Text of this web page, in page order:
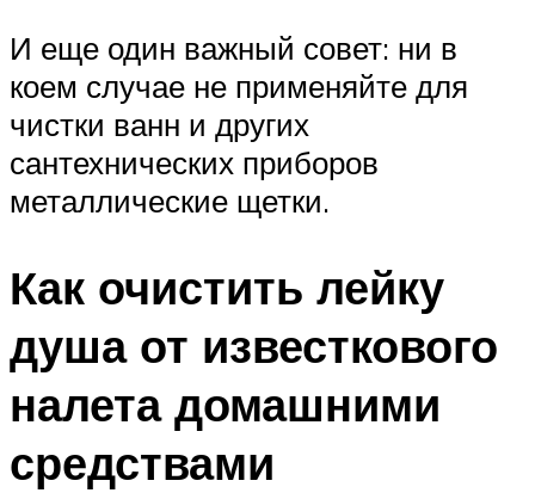
И еще один важный совет: ни в
коем случае не применяйте для
чистки ванн и других
сантехнических приборов
металлические щетки.
Как очистить лейку
душа от известкового
налета домашними
средствами